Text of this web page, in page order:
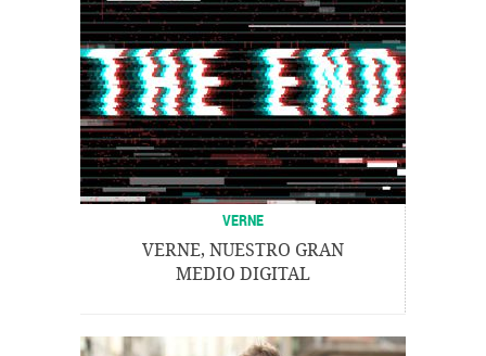
VERNE
VERNE, NUESTRO GRAN
MEDIO DIGITAL